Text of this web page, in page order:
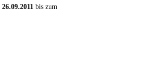
26.09.2011 bis zum